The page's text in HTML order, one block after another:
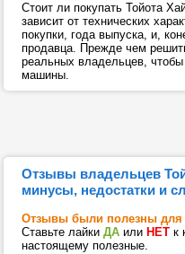
Стоит ли покупать Тойота
зависит от технических
покупки, года выпуска, и,
продавца. Прежде чем
реальных владельцев, чтобы
машины.
Отзывы владельцев
минусы, недостатки и
Отзывы были полезны для
Ставьте лайки ДА или НЕТ к
настоящему полезные.